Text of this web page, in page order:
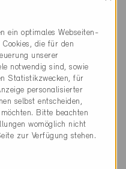
ein optimales Webseiten-
die für den
unserer
notwendig sind, sowie
Statistikzwecken, für
personalisierter
selbst entscheiden,
Bitte beachten
womöglich nicht
zur Verfügung stehen.